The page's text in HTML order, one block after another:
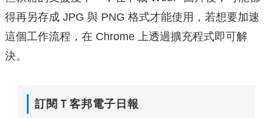
得再另存成 JPG 與 PNG 格式才能使用，若想要加速
這個工作流程，在 Chrome 上透過擴充程式即可解
決。
訂閱Ｔ客邦電子日報